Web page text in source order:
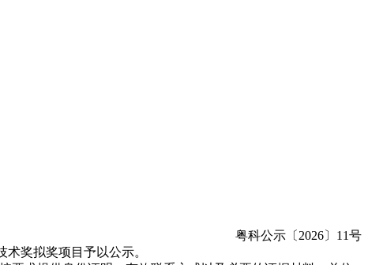
粤科公示〔2026〕11号
奖拟奖项目予以公示。